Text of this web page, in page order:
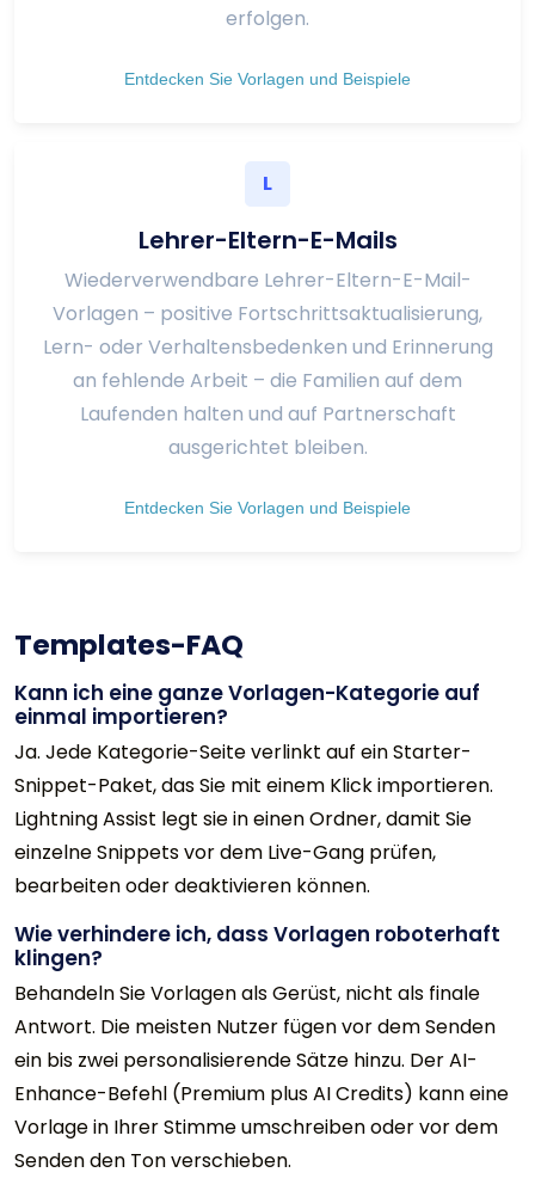
erfolgen.
Entdecken Sie Vorlagen und Beispiele
L
Lehrer-Eltern-E-Mails
Wiederverwendbare Lehrer-Eltern-E-Mail-
Vorlagen – positive Fortschrittsaktualisierung,
Lern- oder Verhaltensbedenken und Erinnerung
an fehlende Arbeit – die Familien auf dem
Laufenden halten und auf Partnerschaft
ausgerichtet bleiben.
Entdecken Sie Vorlagen und Beispiele
Templates-FAQ
Kann ich eine ganze Vorlagen-Kategorie auf
einmal importieren?
Ja. Jede Kategorie-Seite verlinkt auf ein Starter-
Snippet-Paket, das Sie mit einem Klick importieren.
Lightning Assist legt sie in einen Ordner, damit Sie
einzelne Snippets vor dem Live-Gang prüfen,
bearbeiten oder deaktivieren können.
Wie verhindere ich, dass Vorlagen roboterhaft
klingen?
Behandeln Sie Vorlagen als Gerüst, nicht als finale
Antwort. Die meisten Nutzer fügen vor dem Senden
ein bis zwei personalisierende Sätze hinzu. Der AI-
Enhance-Befehl (Premium plus AI Credits) kann eine
Vorlage in Ihrer Stimme umschreiben oder vor dem
Senden den Ton verschieben.